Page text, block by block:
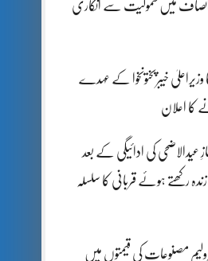
میں شمولیت سے انکاری
وزیراعلیٰ خیبرپختونخوا کے عہدے
کا اعلان
عیدالاضحی کی ادائیگی کے بعد
رکھتے ہوئے قربانی کا سلسلہ
مصنوعات کی قیمتوں میں